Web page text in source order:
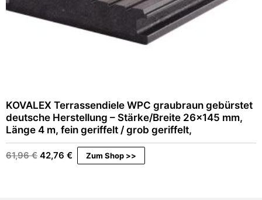
KOVALEX Terrassendiele WPC graubraun gebürstet
deutsche Herstellung – Stärke/Breite 26×145 mm,
Länge 4 m, fein geriffelt / grob geriffelt,
61,96€ Ursprünglicher
42,76 €Aktueller
Preis
Zum Shop >>